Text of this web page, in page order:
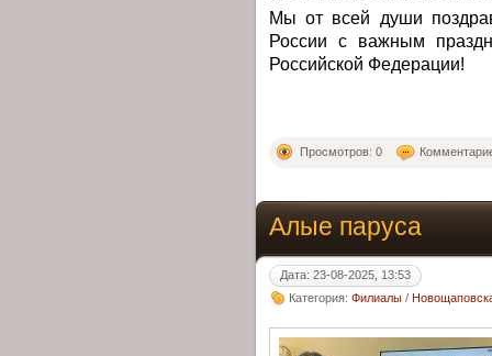
Мы от всей души
России с важным
Российской Федерации!
Просмотров: 0
Алые паруса
Дата: 23-08-2025, 13:53
Категория: Филиалы /